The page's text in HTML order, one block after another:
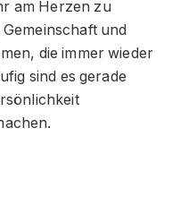
am Herzen zu
und
die immer wieder
sind es gerade